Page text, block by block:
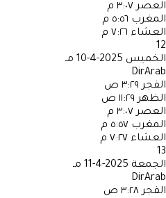
العصر ٣:٠٧ م
المغرب ٥:٥٦ م
العشاء ٧:٢٦ م
12
الخميس 2025-4-10 مـ
DirArab
الفجر ٣:٢٩ ص
الظهر ١١:٢٩ ص
العصر ٣:٠٧ م
المغرب ٥:٥٧ م
العشاء ٧:٢٧ م
13
الجمعة 2025-4-11 مـ
DirArab
الفجر ٣:٢٨ ص